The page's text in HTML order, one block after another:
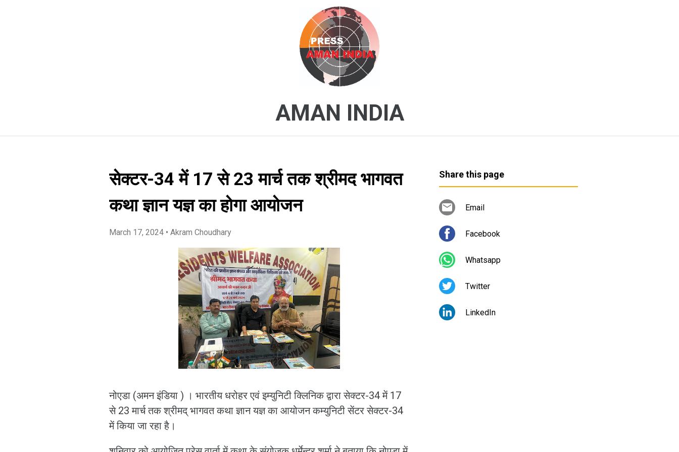
AMAN INDIA
सेक्टर-34 में 17 से 23 मार्च तक श्रीमद भागवत
कथा ज्ञान यज्ञ का होगा आयोजन
March 17, 2024 • Akram Choudhary
नोएडा (अमन इंडिया ) । भारतीय धरोहर एवं इम्युनिटी क्लिनिक द्वारा सेक्टर-34 में 17
से 23 मार्च तक श्रीमद् भागवत कथा ज्ञान यज्ञ का आयोजन कम्युनिटी सेंटर सेक्टर-34
में किया जा रहा है।
Share this page
Email
Facebook
Whatsapp
Twitter
LinkedIn